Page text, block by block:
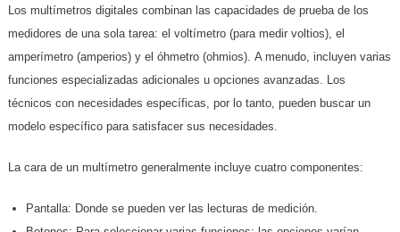
Los multímetros digitales combinan las capacidades de prueba de los
medidores de una sola tarea: el voltímetro (para medir voltios), el
amperímetro (amperios) y el óhmetro (ohmios). A menudo, incluyen varias
funciones especializadas adicionales u opciones avanzadas. Los
técnicos con necesidades específicas, por lo tanto, pueden buscar un
modelo específico para satisfacer sus necesidades.
La cara de un multímetro generalmente incluye cuatro componentes:
Pantalla: Donde se pueden ver las lecturas de medición.